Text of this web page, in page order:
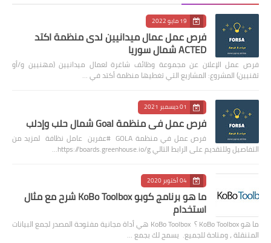
19 مايو 2022
فرص عمل عمال ميدانيين لدى منظمة اكتد
ACTED شمال سوريا
فرص عمل الإعلان عن مجموعة وظائف شاغرة لعمال ميدانيين (مهنيين و/أو
تقنيين) المشروع: المشاريع التي تغطيها منظمة أكتد في …
01 ديسمبر 2021
فرص عمل في منظمة Goal شمال حلب وإدلب
فرص عمل في منظمة GOLA #عفرين عامل نظافة لمزيد من
التفاصيل وللتقديم على الرابط التالي https://boards.greenhouse.io/g…
04 أكتوبر 2020
ما هو برنامج كوبو KoBo Toolbox شرح مع مثال
استخدام
ما هو KoBo Toolbox ؟ KoBo Toolbox هي أداة مجانية مفتوحة المصدر لجمع البيانات
المتنقلة ، ومتاحة للجميع. يسمح لك بجمع …